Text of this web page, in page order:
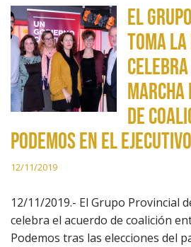
El
Toma
marcha
de
Podemos en el Ejecutivo
12/11/2019
12/11/2019.- El Grupo Provincial
celebra el acuerdo de coalición
Podemos tras las elecciones del